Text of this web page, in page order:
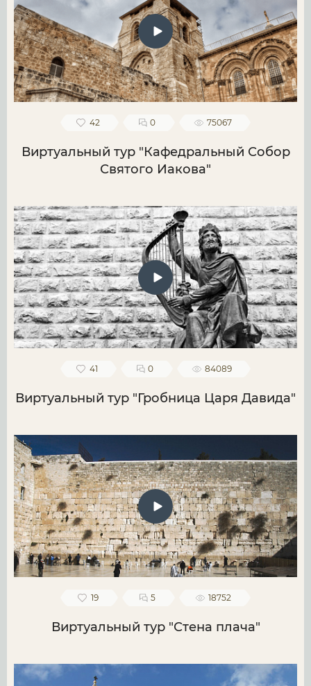
42 0 75067
Виртуальный тур "Кафедральный Собор
Святого Иакова"
41 0 84089
Виртуальный тур "Гробница Царя Давида"
19 5 18752
Виртуальный тур "Стена плача"